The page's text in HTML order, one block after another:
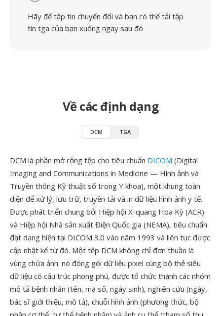
Hãy để tập tin chuyển đổi và bạn có thể tải tập
tin tga của bạn xuống ngay sau đó
Về các định dạng
DCM TGA
DCM là phần mở rộng tệp cho tiêu chuẩn DICOM (Digital
Imaging and Communications in Medicine — Hình ảnh và
Truyền thông Kỹ thuật số trong Y khoa), một khung toàn
diện để xử lý, lưu trữ, truyền tải và in dữ liệu hình ảnh y tế.
Được phát triển chung bởi Hiệp hội X-quang Hoa Kỳ (ACR)
và Hiệp hội Nhà sản xuất Điện Quốc gia (NEMA), tiêu chuẩn
đạt dạng hiện tại DICOM 3.0 vào năm 1993 và liên tục được
cập nhật kể từ đó. Một tệp DCM không chỉ đơn thuần là
vùng chứa ảnh: nó đóng gói dữ liệu pixel cùng bộ thẻ siêu
dữ liệu có cấu trúc phong phú, được tổ chức thành các nhóm
mô tả bệnh nhân (tên, mã số, ngày sinh), nghiên cứu (ngày,
bác sĩ giới thiệu, mô tả), chuỗi hình ảnh (phương thức, bộ